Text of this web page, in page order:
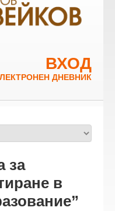
ВХОД
ДНЕВНИК
за
в